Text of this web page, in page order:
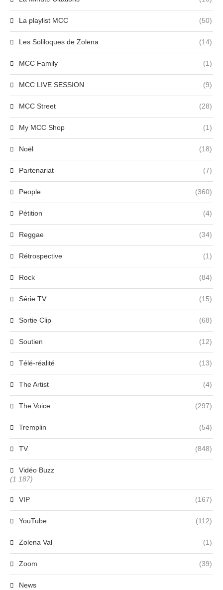
La playlist MCC (50)
Les Soliloques de Zolena (14)
MCC Family (1)
MCC LIVE SESSION (9)
MCC Street (28)
My MCC Shop (1)
Noël (18)
Partenariat (7)
People (360)
Pétition (4)
Reggae (34)
Rétrospective (1)
Rock (84)
Série TV (15)
Sortie Clip (68)
Soutien (12)
Télé-réalité (13)
The Artist (4)
The Voice (297)
Tremplin (54)
TV (848)
Vidéo Buzz
(1 187)
VIP (167)
YouTube (112)
Zolena Val (1)
Zoom (39)
News